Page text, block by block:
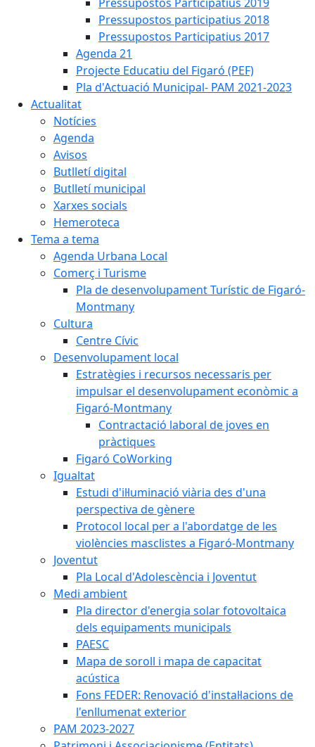
Pressupostos participatius 2018
Pressupostos Participatius 2017
Agenda 21
Projecte Educatiu del Figaró (PEF)
Pla d'Actuació Municipal- PAM 2021-2023
Actualitat
Notícies
Agenda
Avisos
Butlletí digital
Butlletí municipal
Xarxes socials
Hemeroteca
Tema a tema
Agenda Urbana Local
Comerç i Turisme
Pla de desenvolupament Turístic de Figaró-
Montmany
Cultura
Centre Cívic
Desenvolupament local
Estratègies i recursos necessaris per
impulsar el desenvolupament econòmic a
Figaró-Montmany
Contractació laboral de joves en
pràctiques
Figaró CoWorking
Igualtat
Estudi d'il·luminació viària des d'una
perspectiva de gènere
Protocol local per a l'abordatge de les
violències masclistes a Figaró-Montmany
Joventut
Pla Local d'Adolescència i Joventut
Medi ambient
Pla director d'energia solar fotovoltaica
dels equipaments municipals
PAESC
Mapa de soroll i mapa de capacitat
acústica
Fons FEDER: Renovació d'instal·lacions de
l'enllumenat exterior
PAM 2023-2027